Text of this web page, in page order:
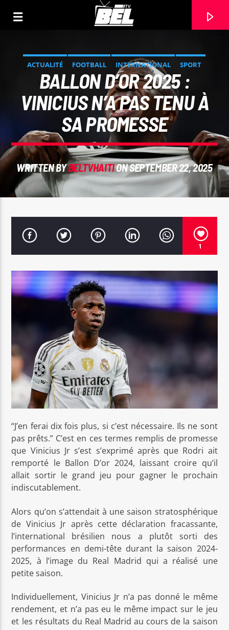
CURRENT TRACK
Bel Tv Radio
ACTUALITÉ FOOTBALL INTERNATIONAL SPORT
BALLON D’OR 2025 :
VINICIUS N’A PAS TENU À
SA PROMESSE
WRITTEN BYBELTVHAITION SEPTEMBER 22, 2025
1
“J’en ferai dix fois plus, si c’est nécessaire. Ils ne sont
pas prêts.” C’est en ces termes remplis de promesse
que Vinicius Jr s’est s’exprimé après que Rodri ait
remporté le Ballon D’or 2024, laissant croire qu’il
allait sortir le grand jeu pour gagner le prochain
indiscutablement.
Alors qu’on s’attendait à une saison stratosphérique
de Vinicius Jr après cette déclaration fracassante,
l’international brésilien nous a plutôt sorti des
performances en demi-tête durant la saison 2024-
2025, à l’image du Real Madrid qui a réalisé une
petite saison.
Individuellement, Vinicius Jr n’a pas donné le même
rendement, et n’a pas eu le même impact sur le jeu
et les résultats du Real Madrid au cours de la saison